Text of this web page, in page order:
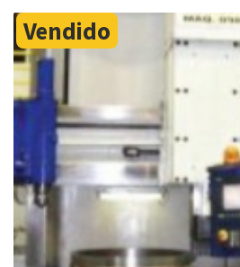
Vendido
DETALHES